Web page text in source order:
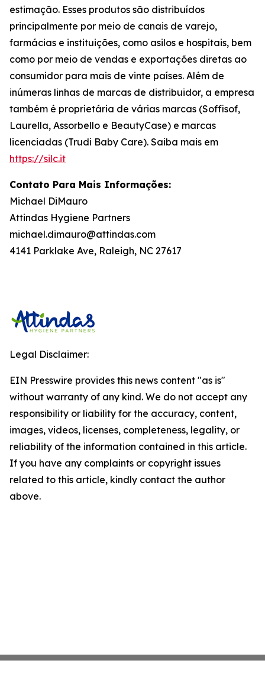
estimação. Esses produtos são distribuídos
principalmente por meio de canais de varejo,
farmácias e instituições, como asilos e hospitais, bem
como por meio de vendas e exportações diretas ao
consumidor para mais de vinte países. Além de
inúmeras linhas de marcas de distribuidor, a empresa
também é proprietária de várias marcas (Soffisof,
Laurella, Assorbello e BeautyCase) e marcas
licenciadas (Trudi Baby Care). Saiba mais em
https://silc.it
Contato Para Mais Informações:
Michael DiMauro
Attindas Hygiene Partners
michael.dimauro@attindas.com
4141 Parklake Ave, Raleigh, NC 27617
Legal Disclaimer:
EIN Presswire provides this news content "as is"
without warranty of any kind. We do not accept any
responsibility or liability for the accuracy, content,
images, videos, licenses, completeness, legality, or
reliability of the information contained in this article.
If you have any complaints or copyright issues
related to this article, kindly contact the author
above.